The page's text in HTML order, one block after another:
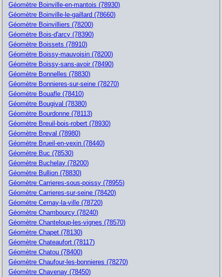
Géomètre Boinville-en-mantois (78930)
Géomètre Boinville-le-gaillard (78660)
Géomètre Boinvilliers (78200)
Géomètre Bois-d'arcy (78390)
Géomètre Boissets (78910)
Géomètre Boissy-mauvoisin (78200)
Géomètre Boissy-sans-avoir (78490)
Géomètre Bonnelles (78830)
Géomètre Bonnieres-sur-seine (78270)
Géomètre Bouafle (78410)
Géomètre Bougival (78380)
Géomètre Bourdonne (78113)
Géomètre Breuil-bois-robert (78930)
Géomètre Breval (78980)
Géomètre Brueil-en-vexin (78440)
Géomètre Buc (78530)
Géomètre Buchelay (78200)
Géomètre Bullion (78830)
Géomètre Carrieres-sous-poissy (78955)
Géomètre Carrieres-sur-seine (78420)
Géomètre Cernay-la-ville (78720)
Géomètre Chambourcy (78240)
Géomètre Chanteloup-les-vignes (78570)
Géomètre Chapet (78130)
Géomètre Chateaufort (78117)
Géomètre Chatou (78400)
Géomètre Chaufour-les-bonnieres (78270)
Géomètre Chavenay (78450)